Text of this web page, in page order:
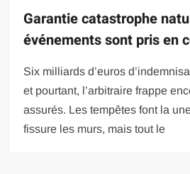
Garantie catastrophe
événements sont pris en
Six milliards d’euros
et pourtant, l’arbitraire frappe
assurés. Les tempêtes font la
fissure les murs, mais tout le